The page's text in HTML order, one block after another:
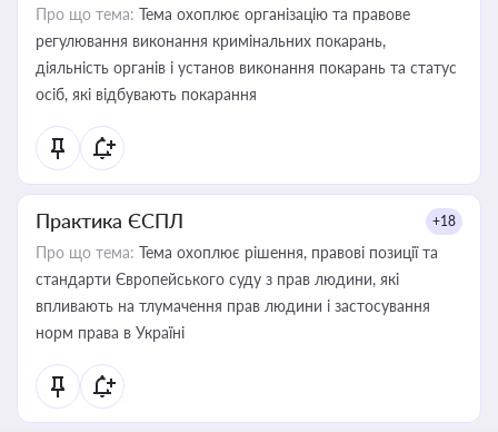
Про що тема: Тема охоплює організацію та правове
регулювання виконання кримінальних покарань,
діяльність органів і установ виконання покарань та статус
осіб, які відбувають покарання
Практика ЄСПЛ +18
Про що тема: Тема охоплює рішення, правові позиції та
стандарти Європейського суду з прав людини, які
впливають на тлумачення прав людини і застосування
норм права в Україні